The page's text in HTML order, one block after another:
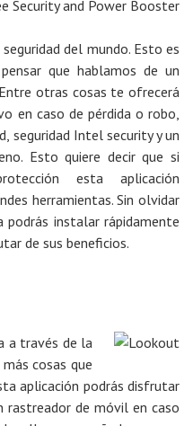
del mundo. Esto es
que hablamos de un
otras cosas te ofrecerá
en caso de pérdida o robo,
seguridad Intel security y un
Esto quiere decir que si
esta aplicación
herramientas. Sin olvidar
instalar rápidamente
de sus beneficios.
a través de la
cosas que
aplicación podrás disfrutar
rastreador de móvil en caso